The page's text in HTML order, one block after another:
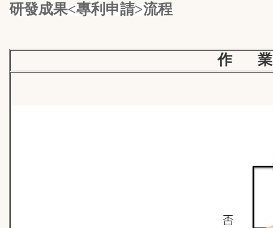
研發成果<專利申請>流程
作 業